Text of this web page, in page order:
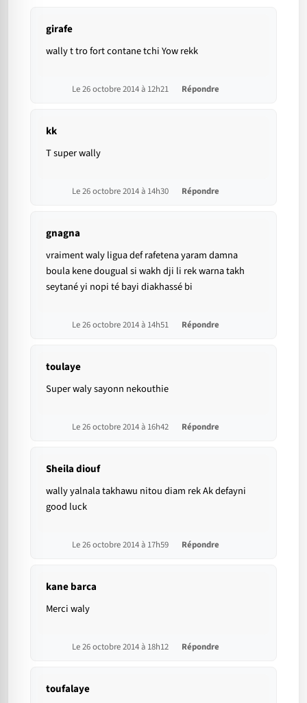
girafe
wally t tro fort contane tchi Yow rekk
Le 26 octobre 2014 à 12h21 Répondre
kk
T super wally
Le 26 octobre 2014 à 14h30 Répondre
gnagna
vraiment waly ligua def rafetena yaram damna
boula kene dougual si wakh dji li rek warna takh
seytané yi nopi té bayi diakhassé bi
Le 26 octobre 2014 à 14h51 Répondre
toulaye
Super waly sayonn nekouthie
Le 26 octobre 2014 à 16h42 Répondre
Sheila diouf
wally yalnala takhawu nitou diam rek Ak defayni
good luck
Le 26 octobre 2014 à 17h59 Répondre
kane barca
Merci waly
Le 26 octobre 2014 à 18h12 Répondre
toufalaye